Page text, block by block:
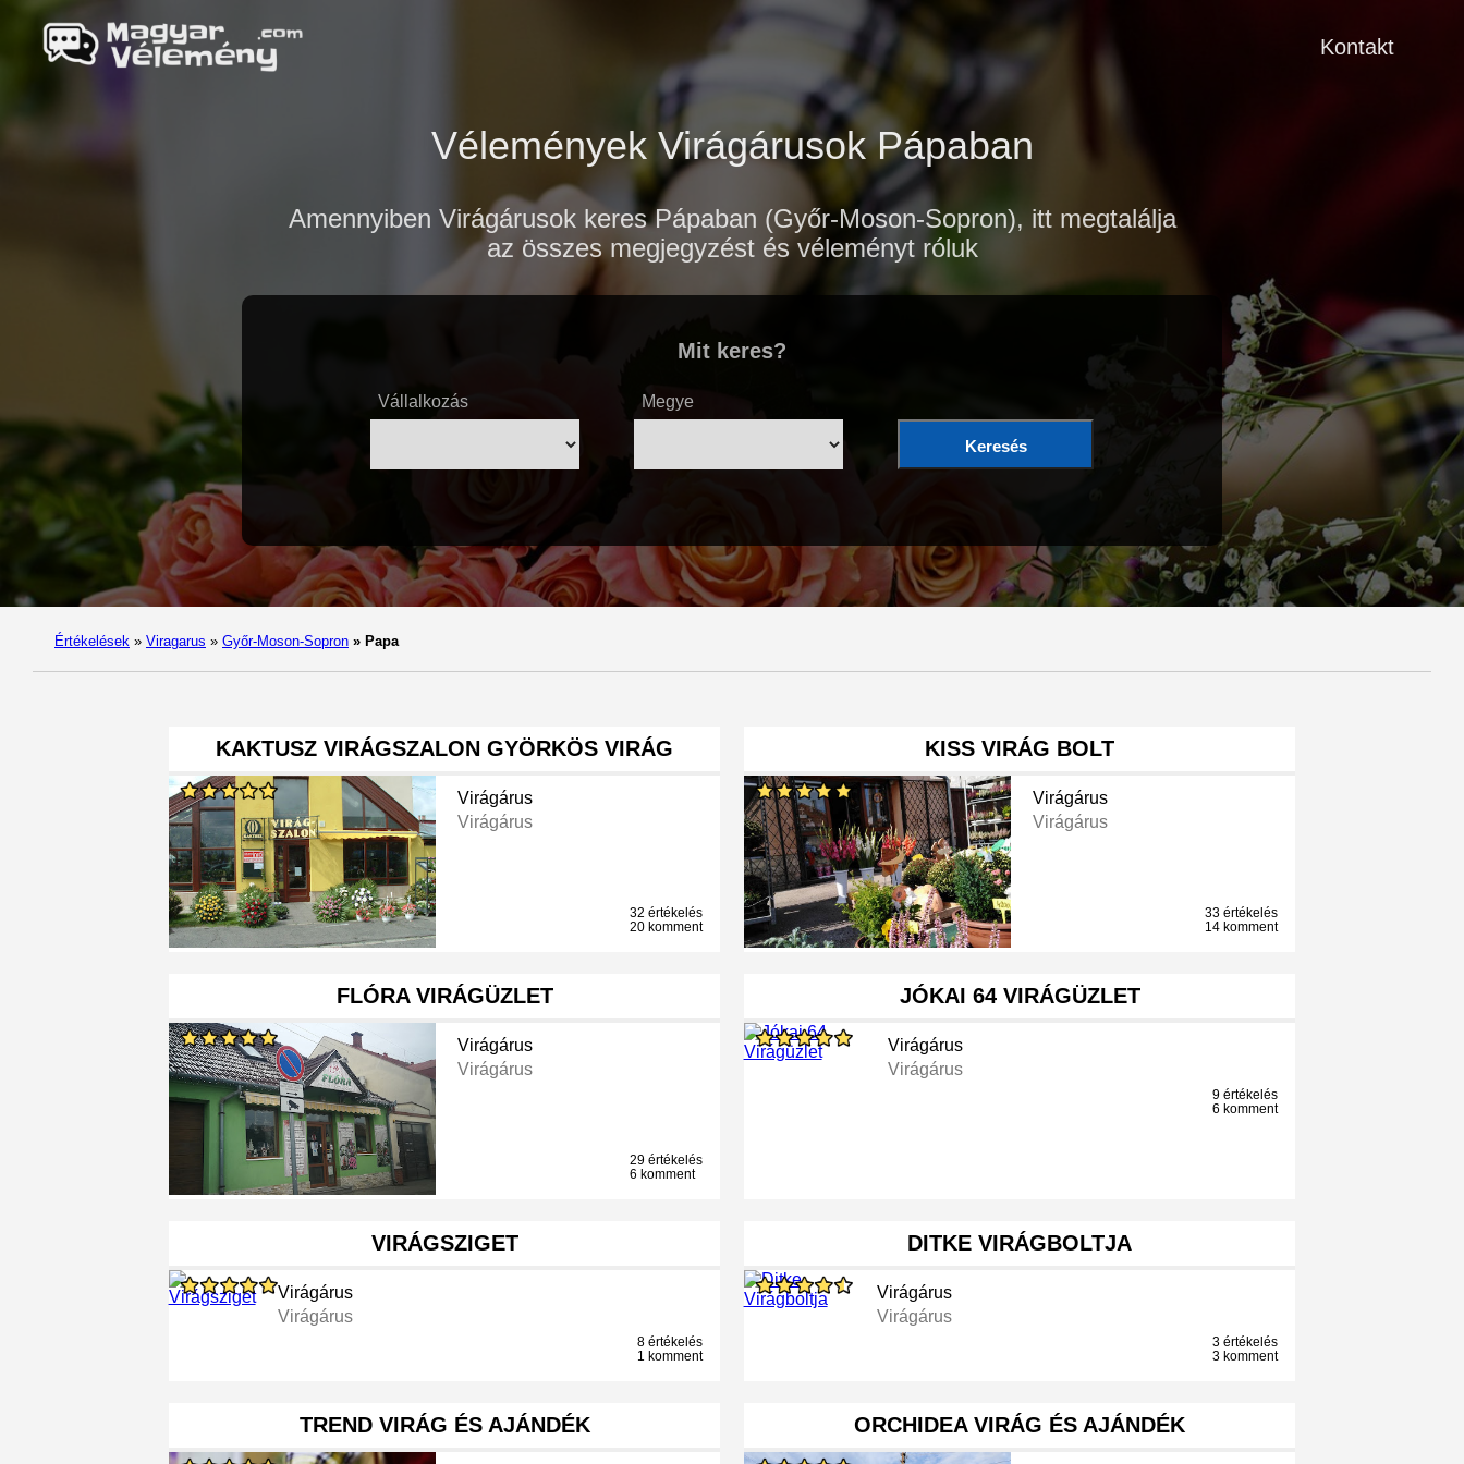
Kontakt
Vélemények Virágárusok Pápaban
Amennyiben Virágárusok keres Pápaban (Győr-Moson-Sopron), itt megtalálja
az összes megjegyzést és véleményt róluk
Mit keres?
Vállalkozás Megye
Keresés
Értékelések » Viragarus » Győr-Moson-Sopron » Papa
KAKTUSZ VIRÁGSZALON GYÖRKÖS VIRÁG
Virágárus
Virágárus
32 értékelés
20 komment
KISS VIRÁG BOLT
Virágárus
Virágárus
33 értékelés
14 komment
FLÓRA VIRÁGÜZLET
Virágárus
Virágárus
29 értékelés
6 komment
JÓKAI 64 VIRÁGÜZLET
Virágárus
Virágárus
9 értékelés
6 komment
VIRÁGSZIGET
Virágárus
Virágárus
8 értékelés
1 komment
DITKE VIRÁGBOLTJA
Virágárus
Virágárus
3 értékelés
3 komment
TREND VIRÁG ÉS AJÁNDÉK ORCHIDEA VIRÁG ÉS AJÁNDÉK